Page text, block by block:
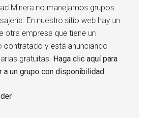
Minera no manejamos grupos
En nuestro sitio web hay un
otra empresa que tiene un
contratado y está anunciando
gratuitas. Haga clic aquí para
a un grupo con disponibilidad.